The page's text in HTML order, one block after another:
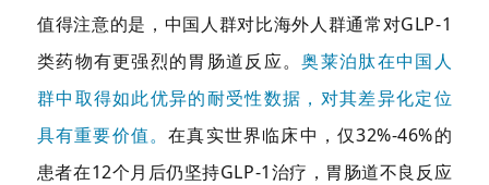
值得注意的是，中国人群对比海外人群通常对GLP-1
类药物有更强烈的胃肠道反应。奥莱泊肽在中国人
群中取得如此优异的耐受性数据，对其差异化定位
具有重要价值。在真实世界临床中，仅32%-46%的
患者在12个月后仍坚持GLP-1治疗，胃肠道不良反应